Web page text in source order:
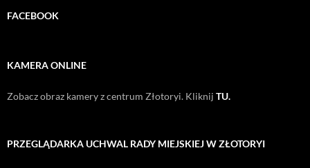
FACEBOOK
KAMERA ONLINE
Zobacz obraz kamery z centrum Złotoryi. Kliknij TU.
PRZEGLĄDARKA UCHWAL RADY MIEJSKIEJ W ZŁOTORYI